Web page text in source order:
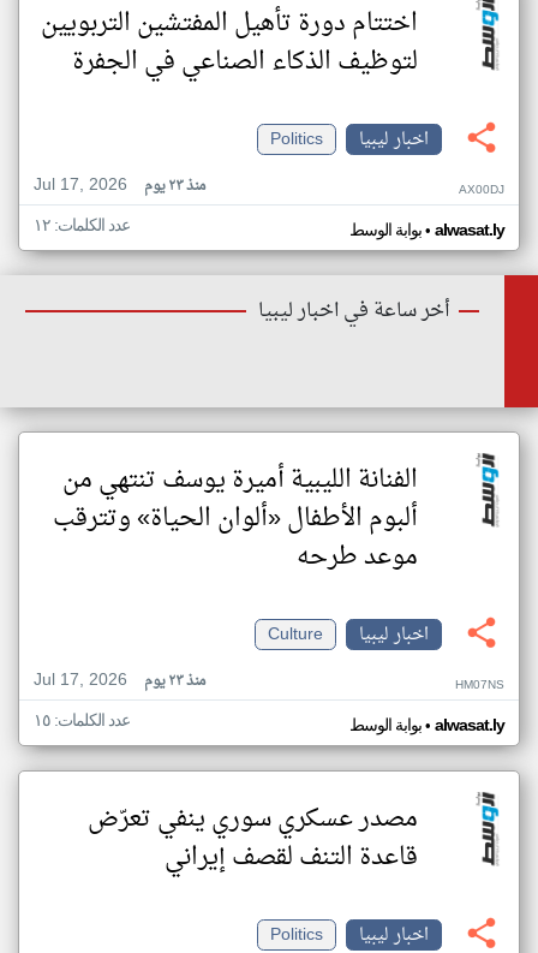
اختتام دورة تأهيل المفتشين التربويين
لتوظيف الذكاء الصناعي في الجفرة
اخبار ليبيا
Politics
Jul 17, 2026
منذ ٢٣ يوم AX00DJ
بوابة الوسط• alwasat.ly عدد الكلمات: ١٢
أخر ساعة في اخبار ليبيا
الفنانة الليبية أميرة يوسف تنتهي من
ألبوم الأطفال «ألوان الحياة» وتترقب
موعد طرحه
اخبار ليبيا
Culture
Jul 17, 2026
منذ ٢٣ يوم HM07NS
بوابة الوسط• alwasat.ly عدد الكلمات: ١٥
مصدر عسكري سوري ينفي تعرّض
قاعدة التنف لقصف إيراني
اخبار ليبيا
Politics